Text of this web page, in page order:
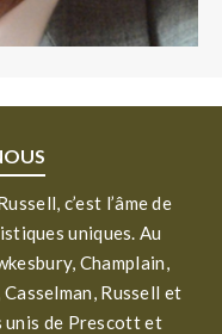
c’est l’âme de
uniques. Au
Champlain,
Russell et
unis de Prescott et